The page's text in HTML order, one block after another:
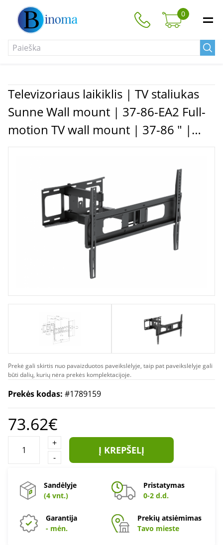
0
Televizoriaus laikiklis | TV staliukas
Sunne Wall mount | 37-86-EA2 Full-
motion TV wall mount | 37-86 " |
Maximum weight (capacity) 50 kg |
Prekė gali skirtis nuo pavaizduotos paveikslėlyje, taip pat paveikslėlyje gali
būti dalių, kurių nėra prekės komplektacijoje.
Prekės kodas: #1789159
73.62€
+
-
Į KREPŠELĮ
Sandėlyje
(4 vnt.)
Pristatymas
0-2 d.d.
Garantija
- mėn.
Prekių atsiėmimas
Tavo mieste